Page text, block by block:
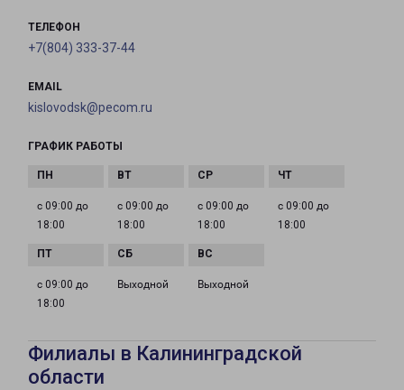
ТЕЛЕФОН
+7(804) 333-37-44
EMAIL
kislovodsk@pecom.ru
ГРАФИК РАБОТЫ
с 09:00 до
18:00
с 09:00 до
18:00
с 09:00 до
18:00
с 09:00 до
18:00
с 09:00 до
18:00
Выходной Выходной
Филиалы в Калининградской
области